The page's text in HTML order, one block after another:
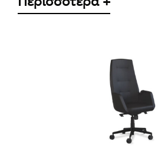
ΛΕΠΤΟΜΈΡΕΙΕΣ